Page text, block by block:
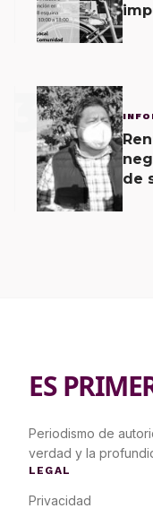
3
de
ES
Periodismo de
verdad y la
LEGAL
Privacidad